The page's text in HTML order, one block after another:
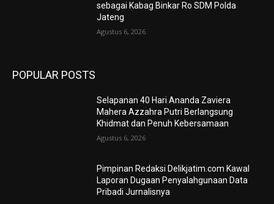
sebagai Kabag Binkar Ro SDM Polda
Jateng
Agustus 6, 2026
POPULAR POSTS
Selapanan 40 Hari Ananda Zaviera
Mahera Azzahra Putri Berlangsung
Khidmat dan Penuh Kebersamaan
Agustus 6, 2026
Pimpinan Redaksi Delikjatim.com Kawal
Laporan Dugaan Penyalahgunaan Data
Pribadi Jurnalisnya